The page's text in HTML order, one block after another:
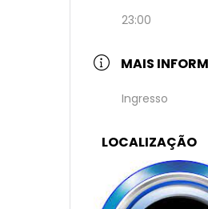
23:00
MAIS
Ingresso
LOCALIZAÇÃO